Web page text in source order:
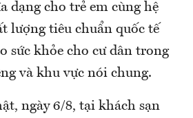
dạng cho trẻ em cùng hệ
lượng tiêu chuẩn quốc tế
sức khỏe cho cư dân trong
và khu vực nói chung.
ngày 6/8, tại khách sạn